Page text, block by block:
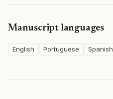
Manuscript languages
English Portuguese Spanish